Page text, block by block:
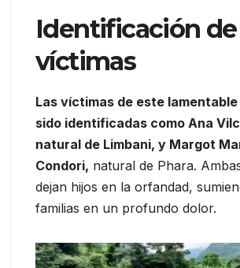
Identificación de
víctimas
Las víctimas de este
sido identificadas como Ana
natural de Limbani, y Margot
Condori, natural de Phara.
dejan hijos en la orfandad,
familias en un profundo dolor.